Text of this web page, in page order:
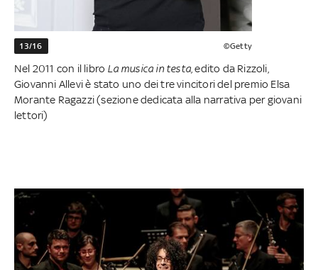
13/16 ©Getty
Nel 2011 con il libro La musica in testa , edito da Rizzoli,
Giovanni Allevi è stato uno dei tre vincitori del premio Elsa
Morante Ragazzi (sezione dedicata alla narrativa per giovani
lettori)